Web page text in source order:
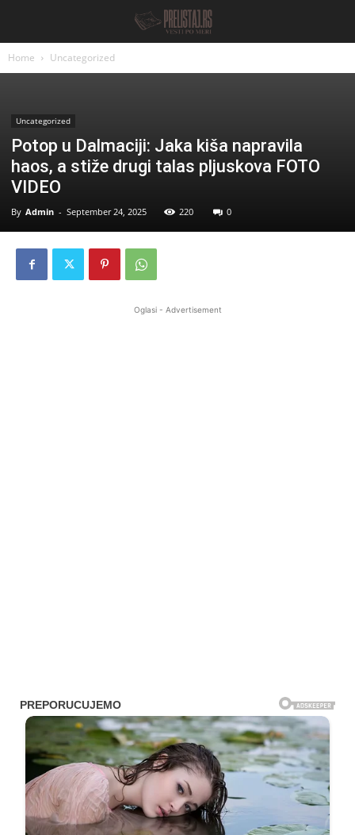
Home Uncategorized
Uncategorized
Potop u Dalmaciji: Jaka kiša napravila
haos, a stiže drugi talas pljuskova FOTO
VIDEO
By Admin - September 24, 2025 220 0
Oglasi - Advertisement